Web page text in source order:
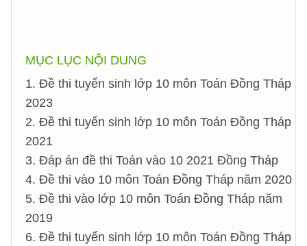
MỤC LỤC NỘI DUNG
1. Đề thi tuyển sinh lớp 10 môn Toán Đồng Tháp
2023
2. Đề thi tuyển sinh lớp 10 môn Toán Đồng Tháp
2021
3. Đáp án đề thi Toán vào 10 2021 Đồng Tháp
4. Đề thi vào 10 môn Toán Đồng Tháp năm 2020
5. Đề thi vào lớp 10 môn Toán Đồng Tháp năm
2019
6. Đề thi tuyển sinh lớp 10 môn Toán Đồng Tháp